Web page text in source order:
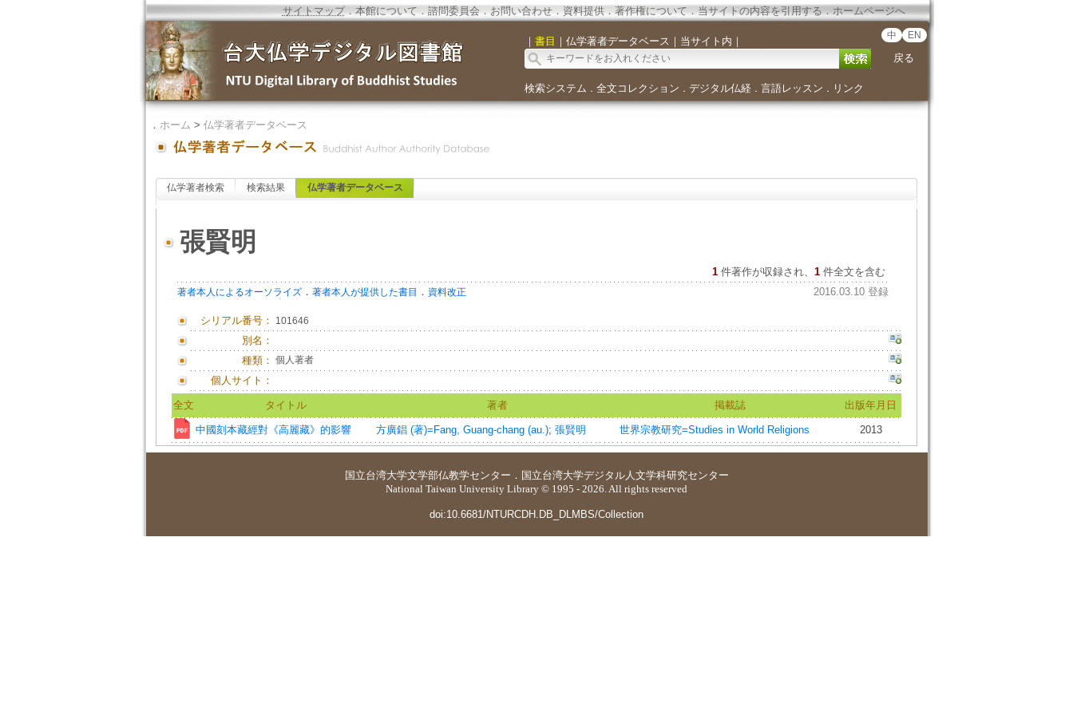
サイトマップ．本館について．諮問委員会． お問い合わせ． 資料提供．著作権について．当サイトの内容を引用する．ホームページへ
｜ 書目 ｜ 仏学著者データベース ｜ 当サイト内 ｜ 中 EN
戻る
検索システム ． 全文コレクション ． デジタル仏経． 言語レッスン ． リンク
． ホーム > 仏学著者データベース
仏学著者検索 検索結果 仏学著者データベース
張賢明
1 件著作が収録され、 1件全文を含む
著者本人によるオーソライズ． 著者本人が提供した書目 ． 資料改正 2016.03.10 登録
シリアル番号： 101646
別名：
種類： 個人著者
個人サイト：
全文 タイトル 著者 掲載誌 出版年月日
中國刻本藏經對《高麗藏》的影響 方廣錩 (著)=Fang, Guang-chang (au.); 張賢明 世界宗教研究=Studies in World Religions 2013
国立台湾大学文学部仏教学センター ． 国立台湾大学デジタル人文学科研究センター
National Taiwan University Library © 1995 - 2026. All rights reserved
doi:10.6681/NTURCDH.DB_DLMBS/Collection